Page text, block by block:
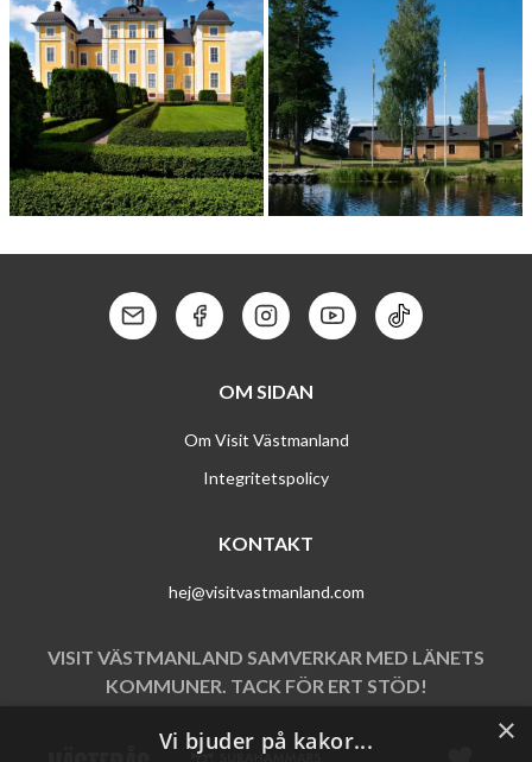
Kontakt: MailKontakt: Facebook
Kontakt: Instagram
Kontakt: Youtube
Kontakt: Tik
OM SIDAN
Om Visit Västmanland
Integritetspolicy
KONTAKT
hej@visitvastmanland.com
VISIT VÄSTMANLAND SAMVERKAR MED LÄNETS
KOMMUNER. TACK FÖR ERT STÖD!
×
Vi bjuder på kakor...